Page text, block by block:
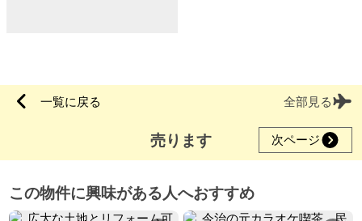
一覧に戻る 全部見る
売ります 次ページ
この物件に興味がある人へおすすめ